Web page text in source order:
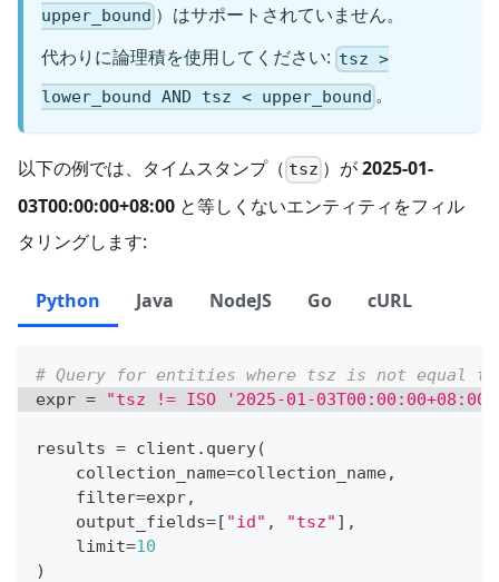
upper_bound ）はサポートされていません。
代わりに論理積を使用してください: tsz >
lower_bound AND tsz < upper_bound 。
以下の例では、タイムスタンプ（ tsz ）が2025-01-
03T00:00:00+08:00 と等しくないエンティティをフィル
タリングします:
Python Java NodeJS Go cURL
# Query for entities where tsz is not equal to
expr = "tsz != ISO '2025-01-
results = client . query(
    collection_name
=collection_name,
filter=expr,
    output_fields
=[ "id" , "tsz" ] ,
    limit
=10
)